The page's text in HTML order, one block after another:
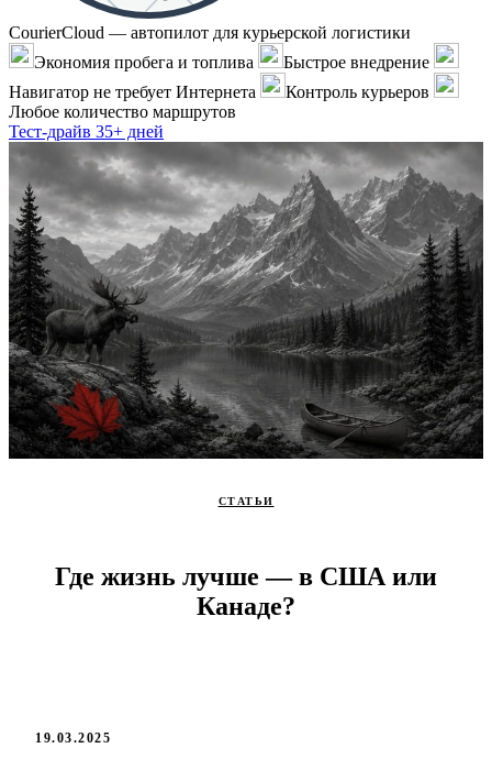
CourierCloud — автопилот для курьерской логистики
Экономия пробега и топлива
Быстрое внедрение
Навигатор не требует Интернета
Контроль курьеров
Любое количество маршрутов
Тест-драйв 35+ дней
СТАТЬИ
Где жизнь лучше — в США или
Канаде?
19.03.2025